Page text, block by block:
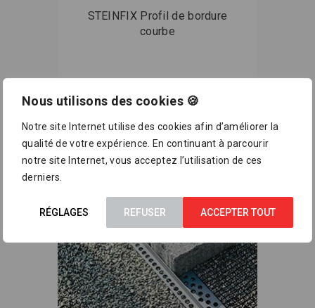
Nous utilisons des cookies 🍪
Notre site Internet utilise des cookies afin d’améliorer la
qualité de votre expérience. En continuant à parcourir
notre site Internet, vous acceptez l’utilisation de ces
derniers.
RÉGLAGES REFUSER ACCEPTER TOUT
STEINFIX Profil de bordure
courbe
Voir le produit